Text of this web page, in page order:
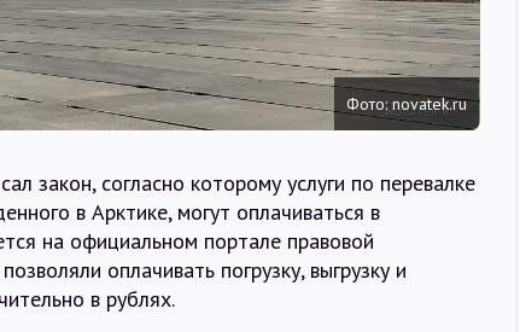
Фото: novatek.ru
закон, согласно которому услуги по перевалке
в Арктике, могут оплачиваться в
на официальном портале правовой
оплачивать погрузку, выгрузку и
в рублях.